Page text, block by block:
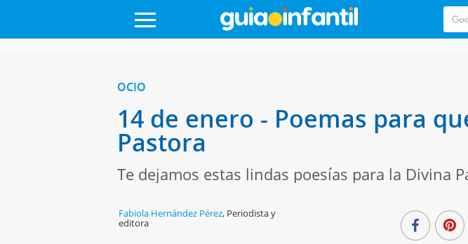
OCIO
14 de enero - Poemas para
Pastora
Te dejamos estas lindas poesías para la Divina
Fabiola Hernández Pérez, Periodista y
editora